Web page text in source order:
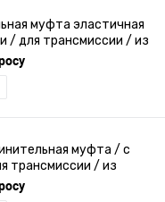
муфта эластичная
/ для трансмиссии / из
момента
муфта / с
трансмиссии / из